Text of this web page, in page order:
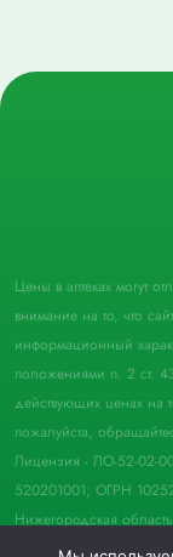
Цены в аптеках могут
внимание на то, что
информационный
положениями п. 2 ст.
действующих ценах на
пожалуйста,
Лицензия - ЛО-52-02-
520201001; ОГРН
Нижегородская
д. 33, пом. 21.